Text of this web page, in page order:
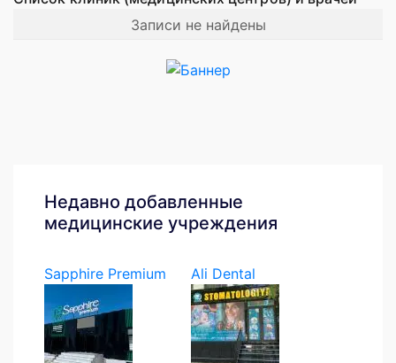
Записи не найдены
Недавно добавленные
медицинские учреждения
Sapphire Premium Ali Dental